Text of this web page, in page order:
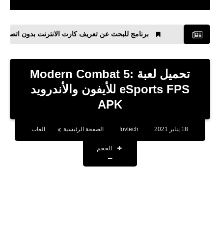
رياضة
مواقع
بلوجر
اخبار
برامج كمبيوتر
برنامج للبحث عن تعريف كارت الانترنت بدون اتصال بالانترنت
تحميل لعبة Modern Combat 5:
eSports FPS‏ للأيفون والأندرويد
APK
18 يناير 2021 fovtech الصفحة الرئيسية العاب
الحجم